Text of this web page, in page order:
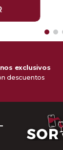
exclusivos
descuentos